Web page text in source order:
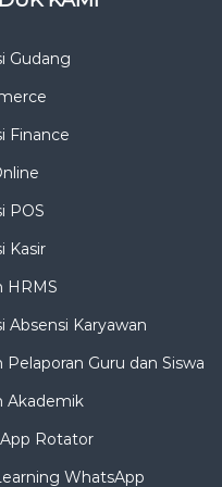
Gudang
Finance
POS
Kasir
HRMS
Absensi Karyawan
Pelaporan Guru dan Siswa
Akademik
Rotator
WhatsApp